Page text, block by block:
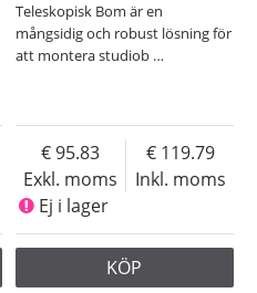
Teleskopisk Bom är en
mångsidig och robust lösning för
att montera studiob …
Exkl. moms
95.83
Inkl. moms
119.79
Ej i lager
KÖP